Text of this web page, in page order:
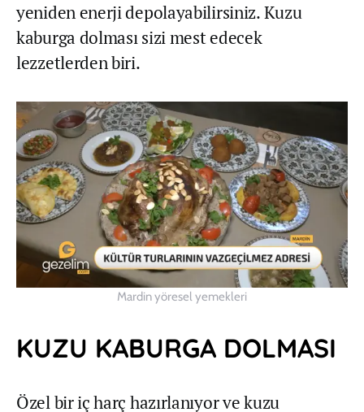
yeniden enerji depolayabilirsiniz. Kuzu
kaburga dolması sizi mest edecek
lezzetlerden biri.
Mardin yöresel yemekleri
KUZU KABURGA DOLMASI
Özel bir iç harç hazırlanıyor ve kuzu